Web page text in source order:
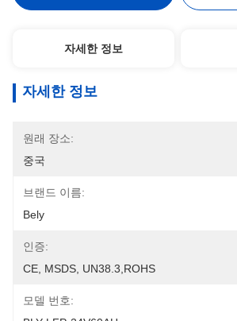
자세한 정보
자세한 정보
원래 장소:
중국
브랜드 이름:
Bely
인증:
CE, MSDS, UN38.3,ROHS
모델 번호: